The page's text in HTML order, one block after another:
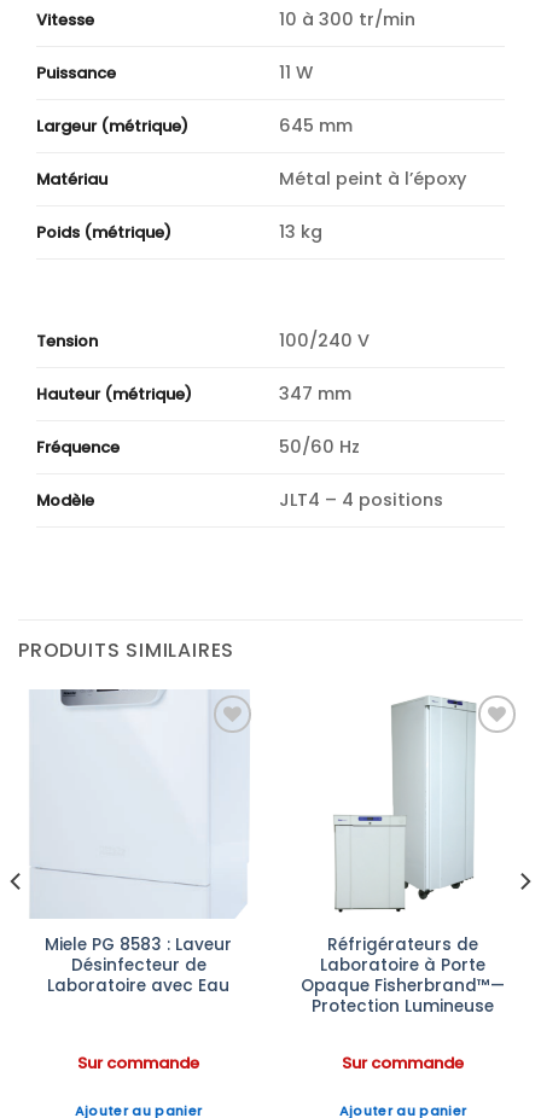
Vitesse 10 à 300 tr/min
Puissance 11 W
Largeur (métrique) 645 mm
Matériau Métal peint à l’époxy
Poids (métrique) 13 kg
Tension 100/240 V
Hauteur (métrique) 347 mm
Fréquence 50/60 Hz
Modèle JLT4 – 4 positions
PRODUITS SIMILAIRES
Miele PG 8583 : Laveur
Désinfecteur de
Laboratoire avec Eau
Sur commande
Ajouter au panier
Réfrigérateurs de
Laboratoire à Porte
Opaque Fisherbrand™—
Protection Lumineuse
Sur commande
Ajouter au panier